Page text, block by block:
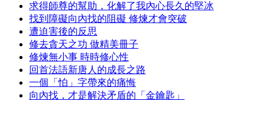
求得師尊的幫助，化解了我內心長久的堅冰
找到障礙向內找的阻礙 修煉才會突破
遭迫害後的反思
修去貪天之功 做精美冊子
修煉無小事 時時修心性
回首法語新唐人的成長之路
一個「怕」字帶來的痛悔
向內找，才是解決矛盾的「金鑰匙」